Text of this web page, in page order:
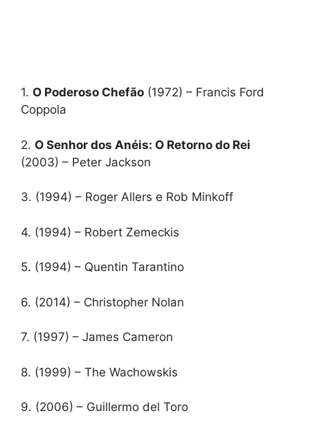
1. O Poderoso Chefão (1972) – Francis Ford
Coppola
2. O Senhor dos Anéis: O Retorno do Rei
(2003) – Peter Jackson
3. (1994) – Roger Allers e Rob Minkoff
4. (1994) – Robert Zemeckis
5. (1994) – Quentin Tarantino
6. (2014) – Christopher Nolan
7. (1997) – James Cameron
8. (1999) – The Wachowskis
9. (2006) – Guillermo del Toro